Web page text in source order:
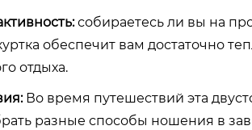
собираетесь ли вы на
обеспечит вам достаточно
отдыха.
Во время путешествий эта
разные способы ношения в